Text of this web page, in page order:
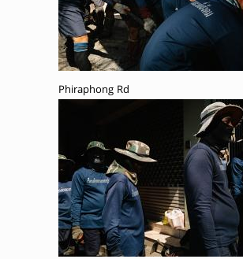
Phiraphong Rd